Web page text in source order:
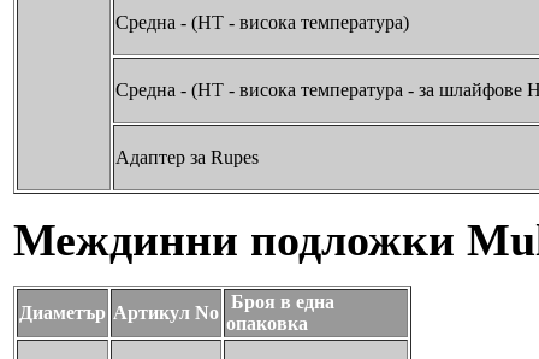
Средна - (HT - висока температура)
Средна - (HT - висока температура - за шлайфове
Адаптер за Rupes
Междинни подложки
Диаметър Артикул No
Броя в една
опаковка